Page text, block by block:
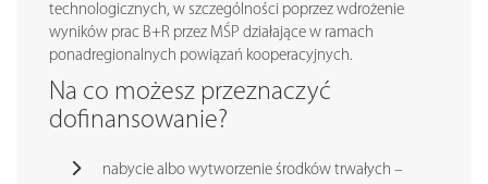
technologicznych, w szczególności poprzez wdrożenie
wyników prac B+R przez MŚP działające w ramach
ponadregionalnych powiązań kooperacyjnych.
Na co możesz przeznaczyć
dofinansowanie?
nabycie albo wytworzenie środków trwałych –